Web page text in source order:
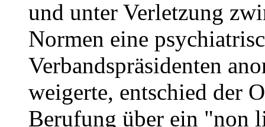
und unter Verletzung
Normen eine
Verbandspräsidenten
weigerte, entschied der
Berufung über ein "non